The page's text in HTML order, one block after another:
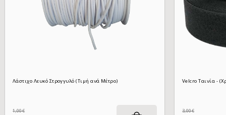
Λάστιχο Λευκό Στρογγυλό (Τιμή ανά Μέτρο)
1,00€ 3,00€